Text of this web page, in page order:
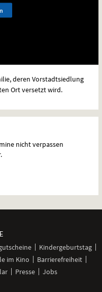
deren Vorstadtsiedlung
Ort versetzt wird.
nicht verpassen
Kindergeburtstag
im Kino
Barrierefreiheit
Presse Jobs